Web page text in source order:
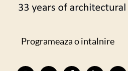
Programeaza o intalnire